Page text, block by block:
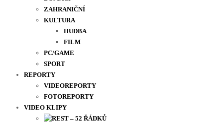
ZAHRANIČNÍ
KULTURA
HUDBA
FILM
PC/GAME
SPORT
REPORTY
VIDEOREPORTY
FOTOREPORTY
VIDEO KLIPY